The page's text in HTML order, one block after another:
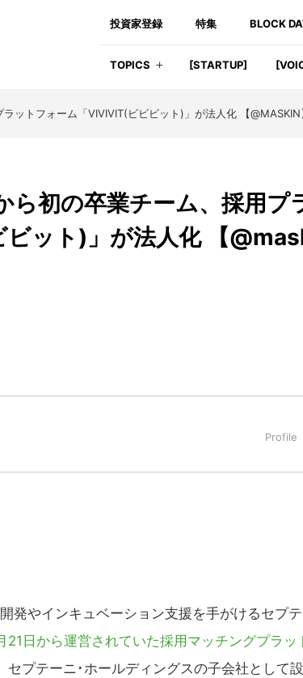
投資家登録 特集 BLOCK
TOPICS [STARTUP]
ットフォーム「VIVIVIT(ビビビット)」が法人化 【@MASKIN
ら初の卒業チーム、採用プ
ット)」が法人化 【
ハードウェアからソフトウェアの事業創出に関わ
エイジ等に所属、大手企業の新規事業創出に協
発やインキュベーション支援を手がけるセプ
21日から運営されていた採用マッチングプラッ
セプテーニ･ホールディングスの子会社として